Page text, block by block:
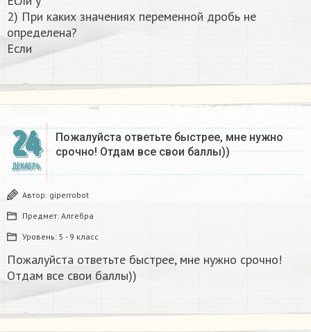
2) При каких значениях переменной дробь не
определена?
Если
24
ДЕКАБРЬ
Пожалуйста ответьте быстрее, мне нужно
срочно! Отдам все свои баллы))
Автор: giperrobot
Предмет: Алгебра
Уровень: 5 - 9 класс
Пожалуйста ответьте быстрее, мне нужно срочно!
Отдам все свои баллы))